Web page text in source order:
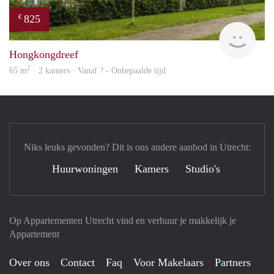
€ 825
Hongkongdreef
65 m2 · 2 kamers · Vanaf ? - Onbepaalde tijd
Op Appartementen Utrecht vind en verhuur je makkelijk je
Appartement
Over ons Contact Faq Voor Makelaars Partners
Niks leuks gevonden? Dit is ons andere aanbod in Utrecht:
Huurwoningen Kamers Studio's